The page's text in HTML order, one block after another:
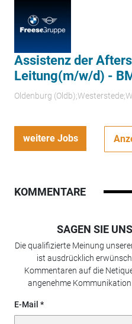
Assistenz der
Leitung(m/w/d) -
Oldenburg
weitere Jobs
KOMMENTARE
SAGEN SIE
Die qualifizierte Meinung
ist ausdrücklich
Kommentaren auf die
angenehme
E-Mail